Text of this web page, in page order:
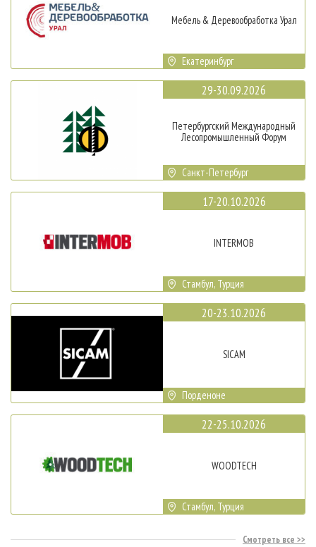
Мебель & Деревообработка Урал
Екатеринбург
29-30.09.2026
Петербургский Международный
Лесопромышленный Форум
Санкт-Петербург
17-20.10.2026
INTERMOB
Стамбул, Турция
20-23.10.2026
SICAM
Порденоне
22-25.10.2026
WOODTECH
Стамбул, Турция
Смотреть все